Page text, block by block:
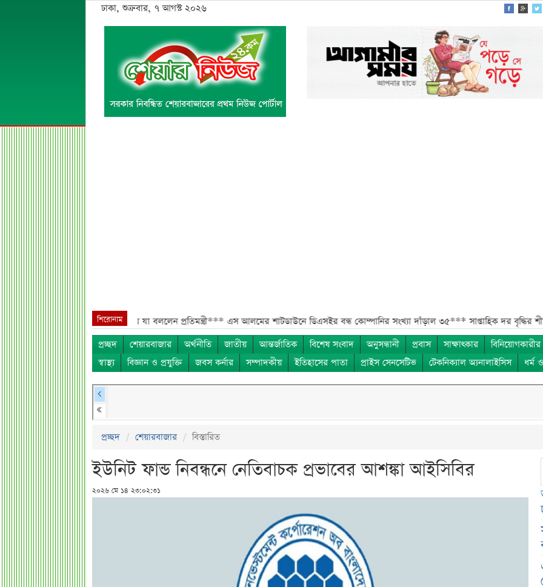
ঢাকা, শুক্রবার, ৭ আগস্ট ২০২৬
শিরোনাম
বেতন বাড়ানো নিয়ে যা বললেন প্রতিমন্ত্রী*** এস আলমের শাটডাউনে ডিএসইর বন্ধ কোম্পানির সংখ্যা দাঁড়াল ৩৫*** সাপ্তাহিক দর বৃদ্ধির শীর্ষ ১০
প্রচ্ছদ
শেয়ারবাজার অর্থনীতি জাতীয় আন্তর্জাতিক বিশেষ সংবাদ অনুসন্ধানী প্রবাস সাক্ষাৎকার
স্বাস্থ্য
বিজ্ঞান ও প্রযুক্তি জবস কর্নার সম্পাদকীয় ইতিহাসের পাতা প্রাইস সেনসেটিভ টেকনিক্যাল অ্যনালাইসিস ধর্ম
প্রচ্ছদ শেয়ারবাজার বিস্তারিত
ইউনিট ফান্ড নিবন্ধনে নেতিবাচক প্রভাবের আশঙ্কা আইসিবির
২০২৬ মে ১৪ ২৩:০২:৩১